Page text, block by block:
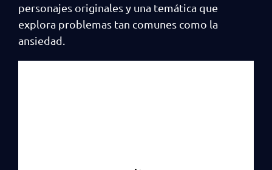
personajes originales y una temática que
explora problemas tan comunes como la
ansiedad.